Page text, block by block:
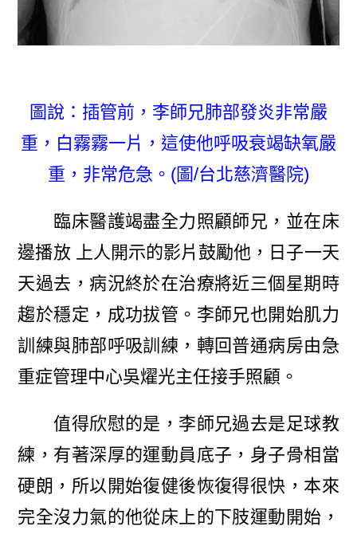
圖說：插管前，李師兄肺部發炎非常嚴
重，白霧霧一片，這使他呼吸衰竭缺氧嚴
重，非常危急。(圖/台北慈濟醫院)
臨床醫護竭盡全力照顧師兄，並在床
邊播放 上人開示的影片鼓勵他，日子一天
天過去，病況終於在治療將近三個星期時
趨於穩定，成功拔管。李師兄也開始肌力
訓練與肺部呼吸訓練，轉回普通病房由急
重症管理中心吳燿光主任接手照顧。
值得欣慰的是，李師兄過去是足球教
練，有著深厚的運動員底子，身子骨相當
硬朗，所以開始復健後恢復得很快，本來
完全沒力氣的他從床上的下肢運動開始，